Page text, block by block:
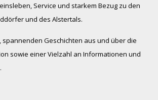
Service und starkem Bezug zu den
und des Alstertals.
spannenden Geschichten aus und über die
sowie einer Vielzahl an Informationen und